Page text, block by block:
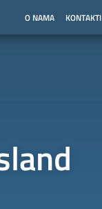
O NAMA KONTAKTI